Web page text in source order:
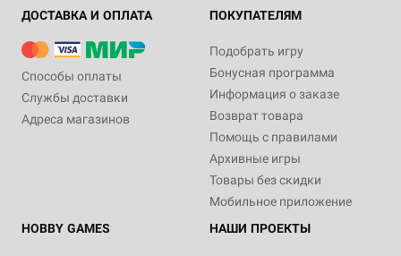
ДОСТАВКА И ОПЛАТА
Способы оплаты
Службы доставки
Адреса магазинов
ПОКУПАТЕЛЯМ
Подобрать игру
Бонусная программа
Информация о заказе
Возврат товара
Помощь с правилами
Архивные игры
Товары без скидки
Мобильное приложение
HOBBY GAMES
НАШИ ПРОЕКТЫ